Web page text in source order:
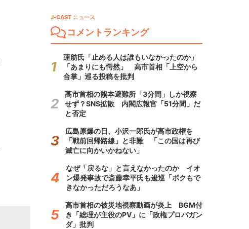
J-CAST ニュース
コメントランキング
蓮舫氏「止める人は誰もいなかったのか」
「あまりにも愕然」 高市首相「上空から
合掌」巡る投稿を批判
高市首相の熊本避難所「3分間」しか視察
せず？SNS拡散 内閣広報官「51分間」だ
と否定
広島原爆の日、小沢一郎氏が高市政権を
「戦前回帰路線」と非難 「この国は再び
滅亡に向かいかねない」
なぜ「戻るな」と言えなかったのか イオ
ン爆発事故で斎藤幸平氏も逡巡「ボクもで
きなかっただろうなあ」
高市首相の被災地視察動画が炎上 BGM付
き「総理が主役のPV」に「政権プロパガン
ダ」批判